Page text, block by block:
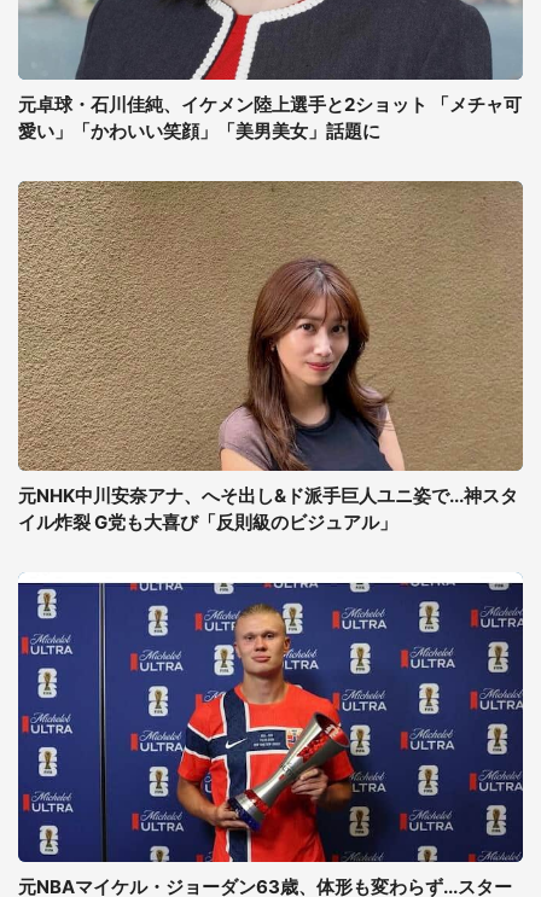
元卓球・石川佳純、イケメン陸上選手と2ショット 「メチャ可
愛い」「かわいい笑顔」「美男美女」話題に
元NHK中川安奈アナ、へそ出し&ド派手巨人ユニ姿で...神スタ
イル炸裂 G党も大喜び「反則級のビジュアル」
元NBAマイケル・ジョーダン63歳、体形も変わらず...スター